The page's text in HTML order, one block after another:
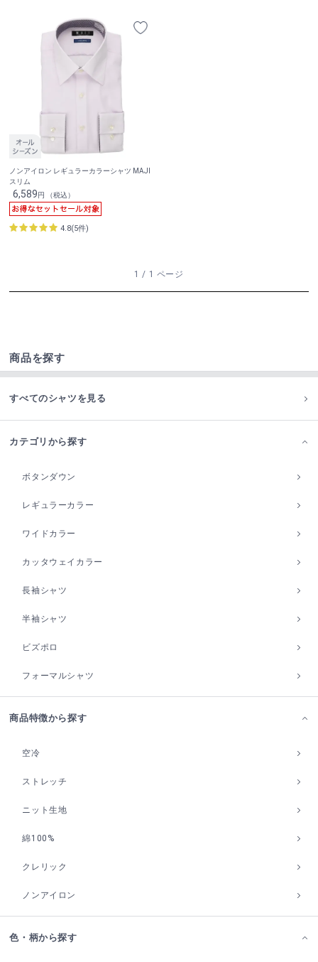
ノンアイロン レギュラーカラーシャツ MAJI
スリム
6,589円 （税込）
4.8(5件)
1 / 1 ページ
商品を探す
すべてのシャツを見る
カテゴリから探す
ボタンダウン
レギュラーカラー
ワイドカラー
カッタウェイカラー
長袖シャツ
半袖シャツ
ビズポロ
フォーマルシャツ
商品特徴から探す
空冷
ストレッチ
ニット生地
綿100%
クレリック
ノンアイロン
色・柄から探す